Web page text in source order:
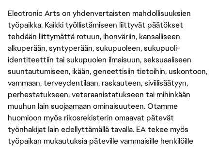
Electronic Arts on yhdenvertaisten mahdollisuuksien
työpaikka. Kaikki työllistämiseen liittyvät päätökset
tehdään liittymättä rotuun, ihonväriin, kansalliseen
alkuperään, syntyperään, sukupuoleen, sukupuoli-
identiteettiin tai sukupuolen ilmaisuun, seksuaaliseen
suuntautumiseen, ikään, geneettisiin tietoihin, uskontoon,
vammaan, terveydentilaan, raskauteen, siviilisäätyyn,
perhestatukseen, veteraanistatukseen tai mihinkään
muuhun lain suojaamaan ominaisuuteen. Otamme
huomioon myös rikosrekisterin omaavat pätevät
työnhakijat lain edellyttämällä tavalla. EA tekee myös
työpaikan mukautuksia päteville vammaisille henkilöille